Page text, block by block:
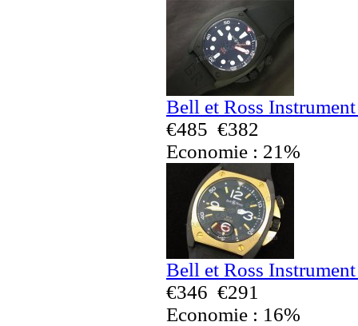
Bell et Ross
€485 €382
Economie : 21%
Bell et Ross
€346 €291
Economie : 16%